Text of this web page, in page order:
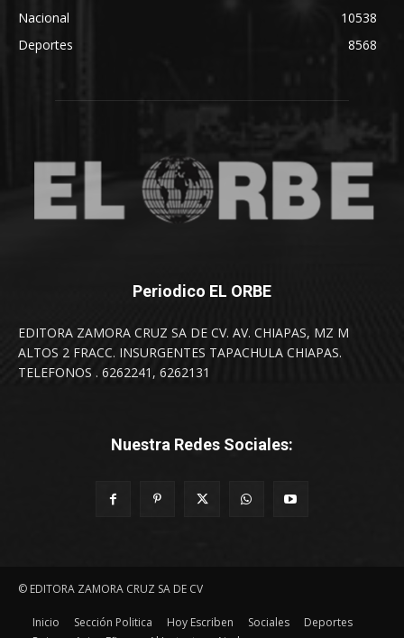
Nacional
10538
Deportes
8568
Periodico EL ORBE
EDITORA ZAMORA CRUZ SA DE CV. AV. CHIAPAS, MZ M
ALTOS 2 FRACC. INSURGENTES TAPACHULA CHIAPAS.
TELEFONOS . 6262241, 6262131
Nuestra Redes Sociales:
© EDITORA ZAMORA CRUZ SA DE CV
Inicio Sección Politica Hoy Escriben Sociales
Deportes